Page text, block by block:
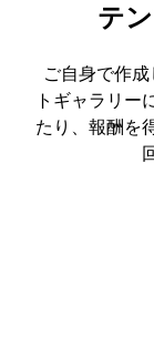
テ
ご自身で作
トギャラリー
たり、報酬を